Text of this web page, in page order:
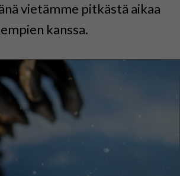
vietämme pitkästä aikaa
kanssa.